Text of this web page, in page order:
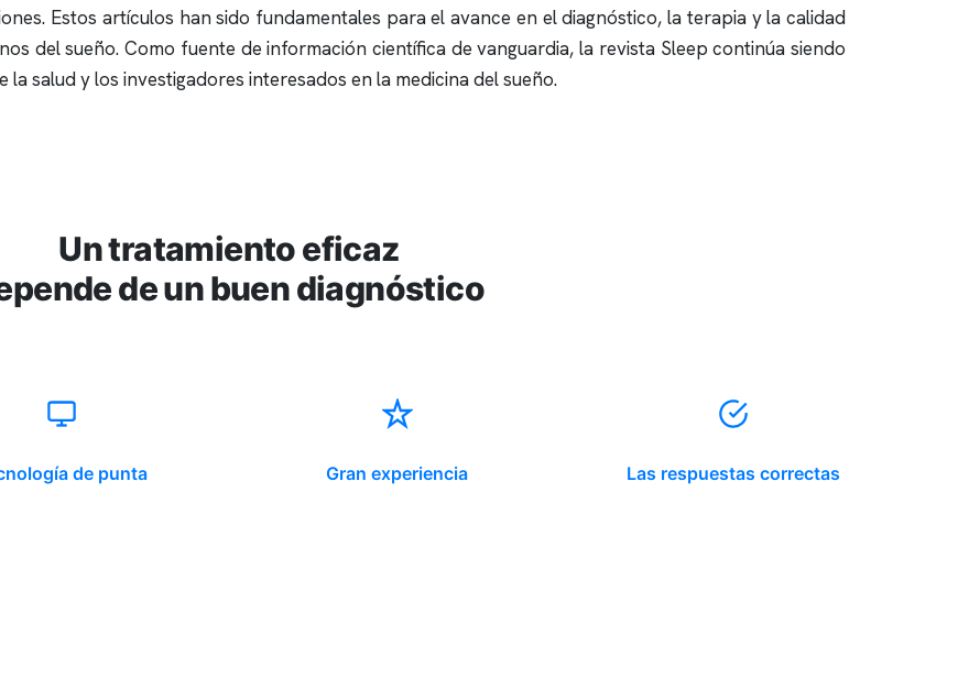
Estos artículos han sido fundamentales para el avance en el diagnóstico, la terapia y la calidad
del sueño. Como fuente de información científica de vanguardia, la revista Sleep continúa siendo
salud y los investigadores interesados en la medicina del sueño.
Un tratamiento eficaz
de un buen diagnóstico
de punta Gran experiencia Las respuestas correctas